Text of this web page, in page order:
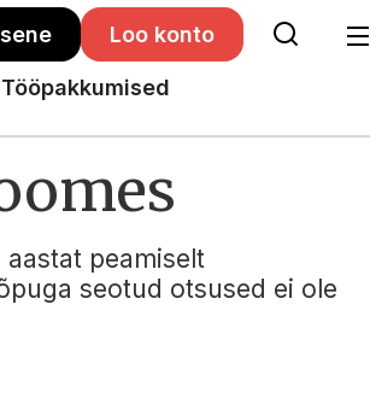
Loo konto
Tööpakkumised
peamiselt
seotud otsused ei ole